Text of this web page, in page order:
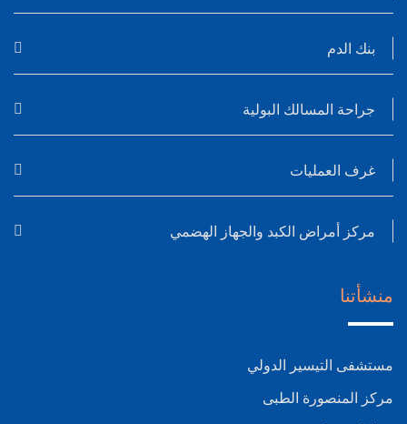
بنك الدم
جراحة المسالك البولية
غرف العمليات
مركز أمراض الكبد والجهاز الهضمي
منشأتنا
مستشفى التيسير الدولي
مركز المنصورة الطبى